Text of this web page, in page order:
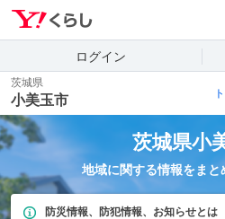
ログイン
茨城県
小美玉市
茨城県小
地域に関する情報をまと
防災情報、防犯情報、お知らせとは